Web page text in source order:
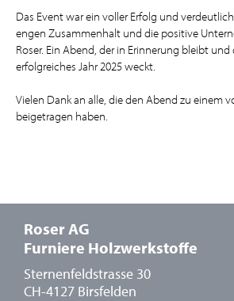
Das Event war ein voller Erfolg und
engen Zusammenhalt und die positive
Roser. Ein Abend, der in Erinnerung bleibt und
erfolgreiches Jahr 2025 weckt.
Vielen Dank an alle, die den Abend zu einem
beigetragen haben.
Roser AG
Furniere Holzwerkstoffe
Sternenfeldstrasse 30
CH-4127 Birsfelden